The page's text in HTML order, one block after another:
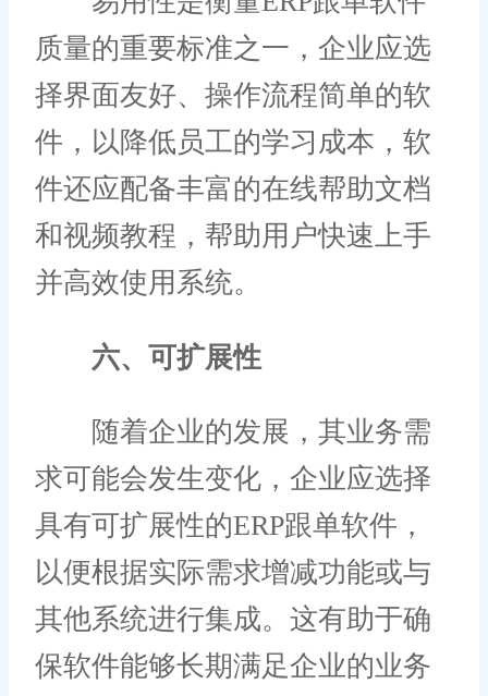
质量的重要标准之一，企业应选
择界面友好、操作流程简单的软
件，以降低员工的学习成本，软
件还应配备丰富的在线帮助文档
和视频教程，帮助用户快速上手
并高效使用系统。
六、可扩展性
随着企业的发展，其业务需
求可能会发生变化，企业应选择
具有可扩展性的ERP跟单软件，
以便根据实际需求增减功能或与
其他系统进行集成。这有助于确
保软件能够长期满足企业的业务